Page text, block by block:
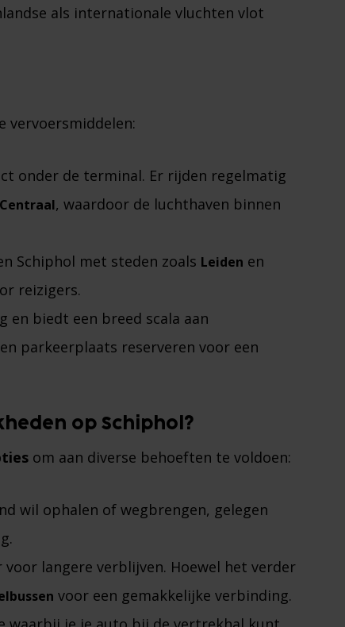
als internationale vluchten vlot
vervoersmiddelen:
onder de terminal. Er rijden regelmatig
, waardoor de luchthaven binnen
Schiphol met steden zoals Leiden en
reizigers​.
en biedt een breed scala aan
parkeerplaats reserveren voor een
op Schiphol?
om aan diverse behoeften te voldoen:
wil ophalen of wegbrengen, gelegen
langere verblijven. Hoewel het verder
voor een gemakkelijke verbinding​.